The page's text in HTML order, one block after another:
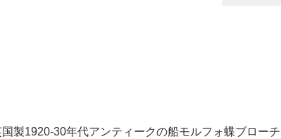
製1920-30年代アンティークの船モルフォ蝶ブロー